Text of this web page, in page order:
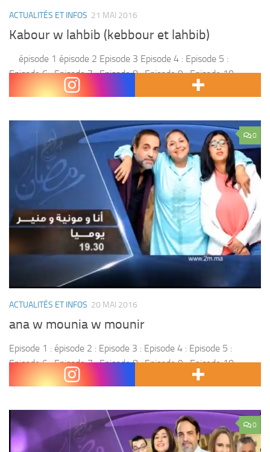
ACTUALITÉS ET INFOS 21 MAI 2016
Kabour w lahbib (kebbour et lahbib)
épisode 1 épisode 2 Episode 3 Episode 4 : Episode 5 :
Episode 6 : Episode 7 : Episode 8 : Episode 9 : Episode 10 :
Episode 11 : Episode 12...
0
ACTUALITÉS ET INFOS 20 MAI 2016
ana w mounia w mounir
Episode 1 : épisode 2 : Episode 3 : Episode 4 : Episode 5 :
Episode 6 : Episode 7 : Episode 8 : Episode 9 : Episode 10 :
Episode 11 : Episode...
0